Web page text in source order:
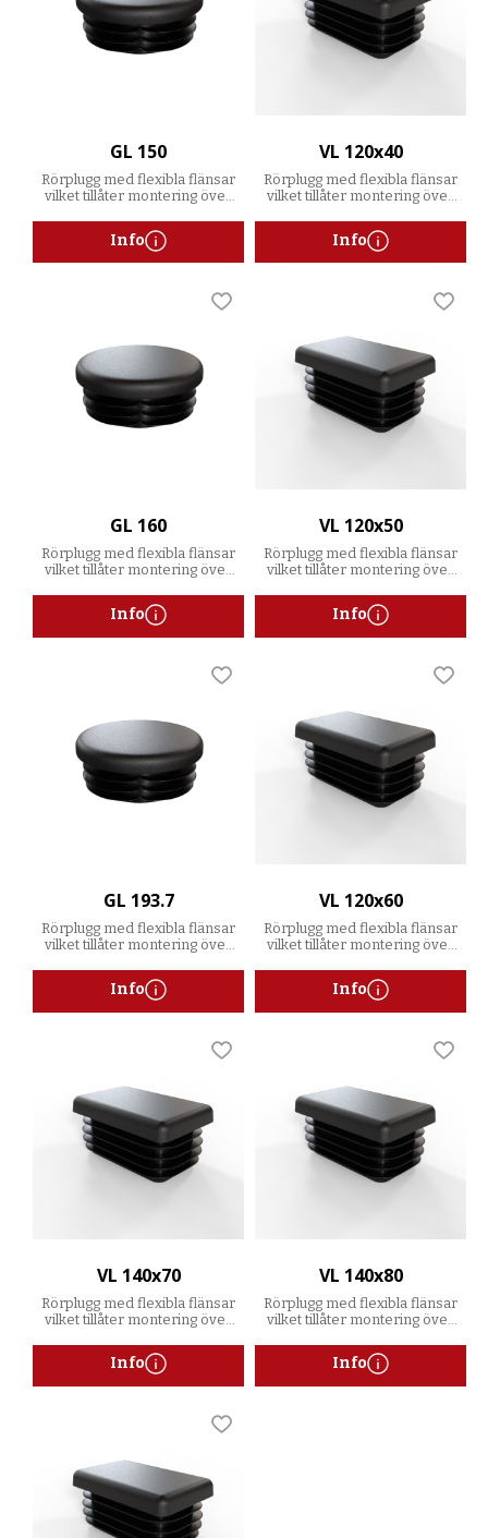
GL 150
Rörplugg med flexibla flänsar
vilket tillåter montering över
Info
VL 120x40
Rörplugg med flexibla flänsar
vilket tillåter montering över
Info
GL 160
Rörplugg med flexibla flänsar
vilket tillåter montering över
Lägg till i favoriter
Info
VL 120x50
Rörplugg med flexibla flänsar
vilket tillåter montering över
Info
GL 193.7
Rörplugg med flexibla flänsar
vilket tillåter montering över
Lägg till i favoriter
Info
VL 120x60
Rörplugg med flexibla flänsar
vilket tillåter montering över
Info
VL 140x70
Rörplugg med flexibla flänsar
vilket tillåter montering över
Lägg till i favoriter
Info
VL 140x80
Rörplugg med flexibla flänsar
vilket tillåter montering över
Info
Lägg till i favoriter